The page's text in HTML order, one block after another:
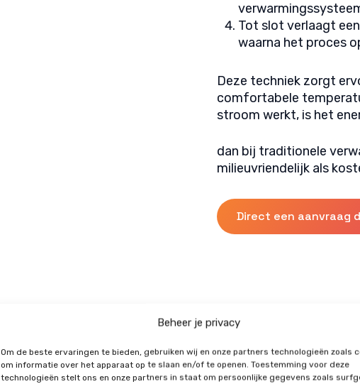
Beheer je privacy
Om de beste ervaringen te bieden, gebruiken wij en onze partners technologieën zoals
om informatie over het apparaat op te slaan en/of te openen. Toestemming voor deze
technologieën stelt ons en onze partners in staat om persoonlijke gegevens zoals
Tot slot verlaagt
waarna het proces
Deze techniek zorgt
comfortabele
stroom werkt, is het
dan bij traditionele
milieuvriendelijk als
Direct een aanvraag